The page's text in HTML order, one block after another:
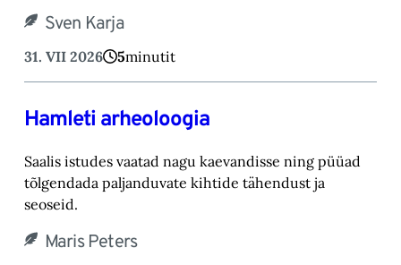
Sven Karja
31. VII 2026 5minutit
Hamleti arheoloogia
Saalis istudes vaatad nagu kaevandisse ning püüad
tõlgendada paljanduvate kihtide tähendust ja
seoseid.
Maris Peters